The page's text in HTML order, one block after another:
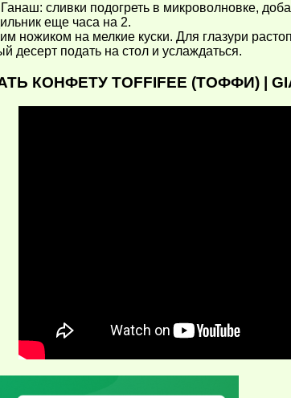
сливки подогреть в микроволновке,
еще часа на 2.
ножиком на мелкие куски. Для глазури
десерт подать на стол и услаждаться.
TOFFIFEE (ТОФФИ) |